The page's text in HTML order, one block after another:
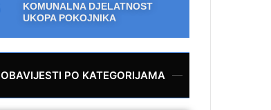
KOMUNALNA DJELATNOST
UKOPA POKOJNIKA
OBAVIJESTI PO KATEGORIJAMA